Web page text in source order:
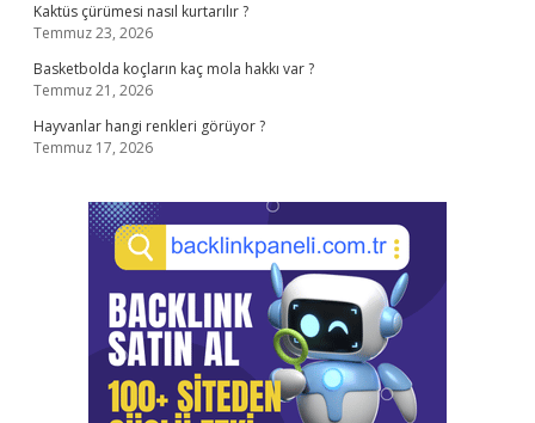
Kaktüs çürümesi nasıl kurtarılır ?
Temmuz 23, 2026
Basketbolda koçların kaç mola hakkı var ?
Temmuz 21, 2026
Hayvanlar hangi renkleri görüyor ?
Temmuz 17, 2026